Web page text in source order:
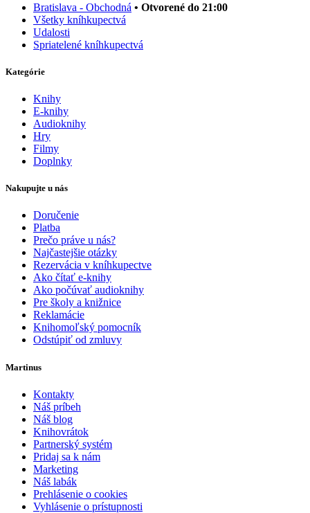
Bratislava - Obchodná • Otvorené do 21:00
Všetky kníhkupectvá
Udalosti
Spriatelené kníhkupectvá
Kategórie
Knihy
E-knihy
Audioknihy
Hry
Filmy
Doplnky
Nakupujte u nás
Doručenie
Platba
Prečo práve u nás?
Najčastejšie otázky
Rezervácia v kníhkupectve
Ako čítať e-knihy
Ako počúvať audioknihy
Pre školy a knižnice
Reklamácie
Knihomoľský pomocník
Odstúpiť od zmluvy
Martinus
Kontakty
Náš príbeh
Náš blog
Knihovrátok
Partnerský systém
Pridaj sa k nám
Marketing
Náš labák
Prehlásenie o cookies
Vyhlásenie o prístupnosti